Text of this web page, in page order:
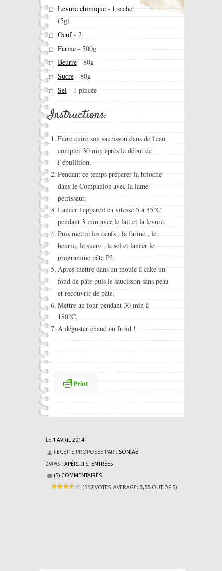
Levure chimique- 1 sachet
(5g)
Oeuf- 2
Farine-500g
Beurre-80g
Sucre- 80g
Sel- 1 pincée
Instructions:
Faire cuire son saucisson dans de l'eau,
compter 30 min après le début de
l’ébullition.
Pendant ce temps préparer la brioche
dans le Companion avec la lame
pétrisseur.
Lancer l'appareil en vitesse 5 à 35°C
pendant 3 min avec le lait et la levure.
Puis mettre les oeufs , la farine , le
beurre, le sucre , le sel et lancer le
programme pâte P2.
Apres mettre dans un moule à cake un
fond de pâte puis le saucisson sans peau
et recouvrir de pâte.
Mettre au four pendant 30 min à
180°C.
A déguster chaud ou froid !
LE 1 AVRIL 2014
RECETTE PROPOSÉE PAR : SONIAB
DANS : APÉRITIFS, ENTRÉES
(5) COMMENTAIRES
(117VOTES, AVERAGE: 3,55OUT OF 5)